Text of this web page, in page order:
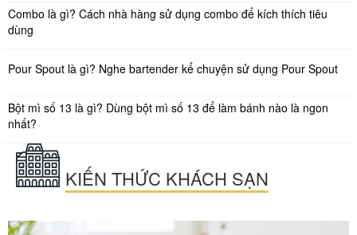
Combo là gì? Cách nhà hàng sử dụng combo để kích thích tiêu
dùng
Pour Spout là gì? Nghe bartender kể chuyện sử dụng Pour Spout
Bột mì số 13 là gì? Dùng bột mì số 13 để làm bánh nào là ngon
nhất?
KIẾN THỨC KHÁCH SẠN